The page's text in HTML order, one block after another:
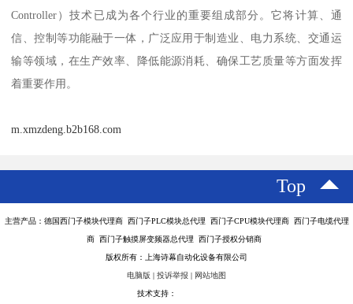
Controller）技术已成为各个行业的重要组成部分。它将计算、通
信、控制等功能融于一体，广泛应用于制造业、电力系统、交通运
输等领域，在生产效率、降低能源消耗、确保工艺质量等方面发挥
着重要作用。
m.xmzdeng.b2b168.com
Top
主营产品：德国西门子模块代理商 西门子PLC模块总代理 西门子CPU模块代理商 西门子电缆代理
商 西门子触摸屏变频器总代理 西门子授权分销商
版权所有：上海诗幕自动化设备有限公司
电脑版 | 投诉举报 | 网站地图
技术支持：